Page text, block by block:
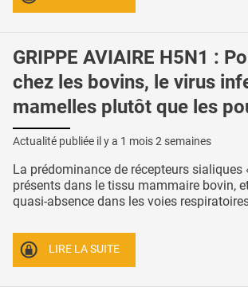
GRIPPE AVIAIRE H5N1 :
chez les bovins, le virus
mamelles plutôt que les
Actualité publiée il y a 1 mois 2 semaines
La prédominance de récepteurs sialiques
présents dans le tissu mammaire bovin,
quasi-absence dans les voies
LIRE LA SUITE